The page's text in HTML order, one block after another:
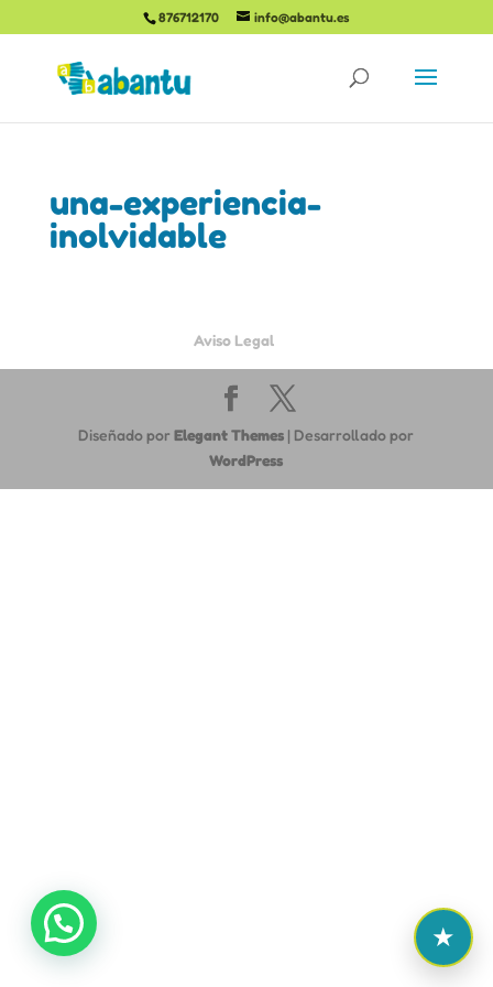
876712170 info@abantu.es
una-experiencia-
inolvidable
Aviso Legal
Diseñado porElegant Themes | Desarrollado por
WordPress